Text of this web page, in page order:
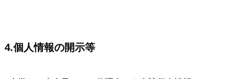
4.個人情報の開示等